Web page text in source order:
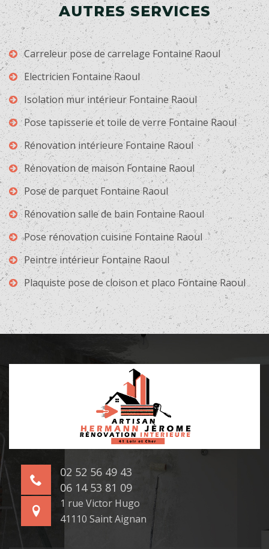
AUTRES SERVICES
Carreleur pose de carrelage Fontaine Raoul
Electricien Fontaine Raoul
Isolation mur intérieur Fontaine Raoul
Pose tapisserie et toile de verre Fontaine Raoul
Rénovation intérieure Fontaine Raoul
Rénovation de maison Fontaine Raoul
Pose de parquet Fontaine Raoul
Rénovation salle de bain Fontaine Raoul
Pose rénovation cuisine Fontaine Raoul
Peintre intérieur Fontaine Raoul
Plaquiste pose de cloison et placo Fontaine Raoul
02 52 56 49 43
06 14 53 81 09
1 rue Victor Hugo
41110 Saint Aignan